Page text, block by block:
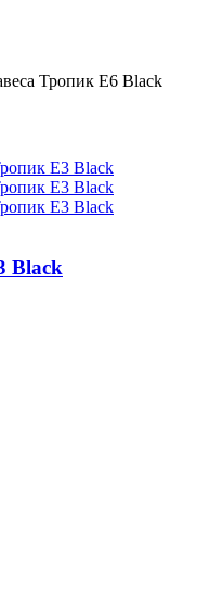
Тропик E6 Black
Black